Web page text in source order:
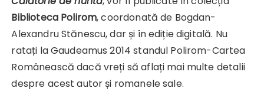
Biblioteca Polirom, coordonată de Bogdan-
Alexandru Stănescu, dar și în ediție digitală. Nu
ratați la Gaudeamus 2014 standul Polirom-Cartea
Românească dacă vreți să aflați mai multe detalii
despre acest autor și romanele sale.